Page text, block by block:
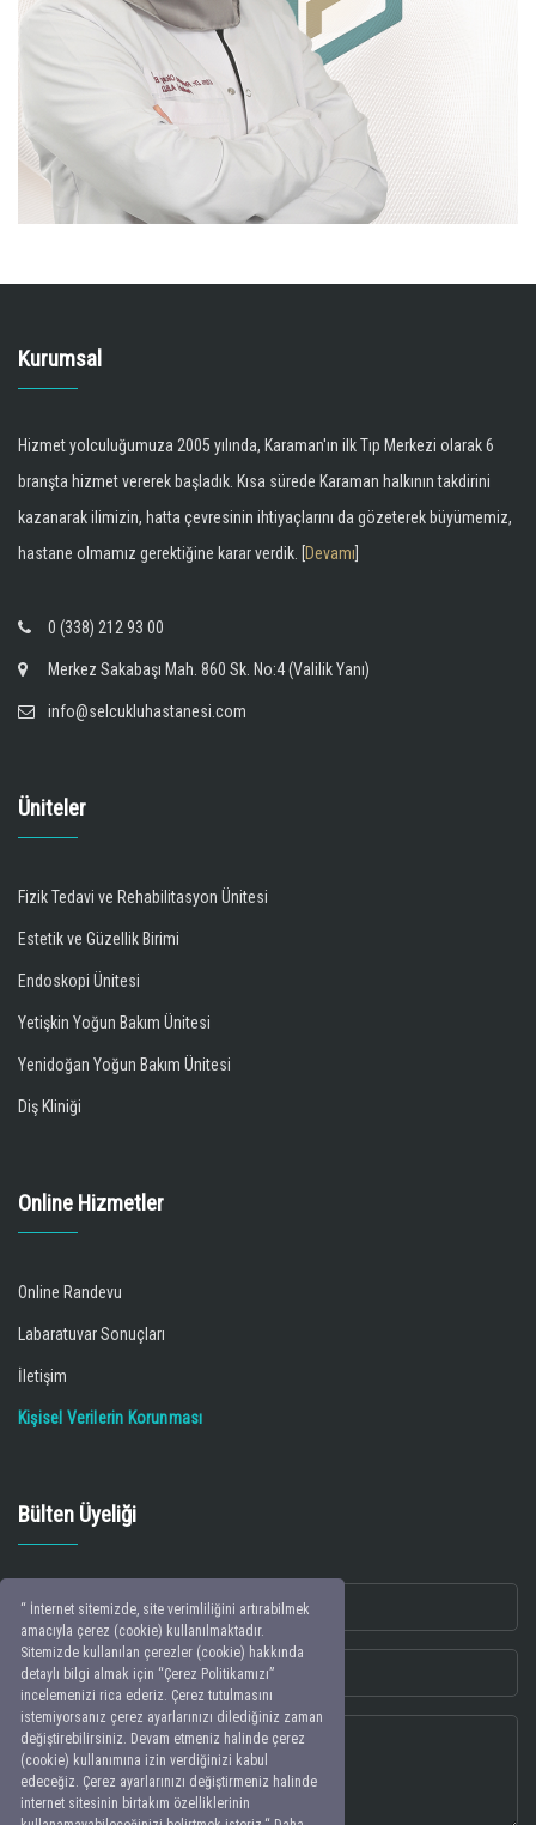
“ İnternet sitemizde, site verimliliğini artırabilmek
amacıyla çerez (cookie) kullanılmaktadır.
Sitemizde kullanılan çerezler (cookie) hakkında
detaylı bilgi almak için “Çerez Politikamızı”
incelemenizi rica ederiz. Çerez tutulmasını
istemiyorsanız çerez ayarlarınızı dilediğiniz zaman
değiştirebilirsiniz. Devam etmeniz halinde çerez
(cookie) kullanımına izin verdiğinizi kabul
edeceğiz. Çerez ayarlarınızı değiştirmeniz halinde
internet sitesinin birtakım özelliklerinin
Kurumsal
Hizmet yolculuğumuza 2005 yılında, Karaman'ın ilk Tıp Merkezi olarak 6
branşta hizmet vererek başladık. Kısa sürede Karaman halkının takdirini
kazanarak ilimizin, hatta çevresinin ihtiyaçlarını da gözeterek büyümemiz,
hastane olmamız gerektiğine karar verdik. [Devamı
0 (338) 212 93 00
Merkez Sakabaşı Mah. 860 Sk. No:4 (Valilik Yanı)
info@selcukluhastanesi.com
Üniteler
Fizik Tedavi ve Rehabilitasyon Ünitesi
Estetik ve Güzellik Birimi
Endoskopi Ünitesi
Yetişkin Yoğun Bakım Ünitesi
Yenidoğan Yoğun Bakım Ünitesi
Diş Kliniği
Online Hizmetler
Online Randevu
Labaratuvar Sonuçları
İletişim
Kişisel Verilerin Korunması
Bülten Üyeliği